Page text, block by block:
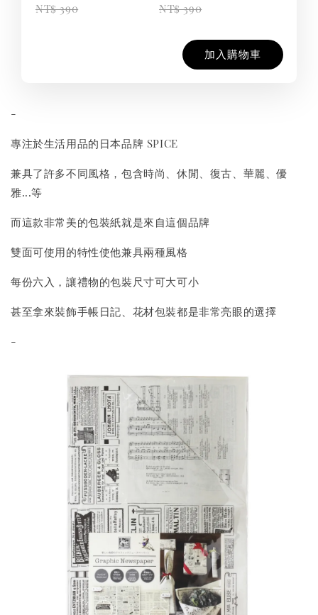
NT$ 390
NT$ 390
加入購物車
-
專注於生活用品的日本品牌 SPICE
兼具了許多不同風格，包含時尚、休閒、復古、華麗、優
雅...等
而這款非常美的包裝紙就是來自這個品牌
雙面可使用的特性使他兼具兩種風格
每份六入，讓禮物的包裝尺寸可大可小
甚至拿來裝飾手帳日記、花材包裝都是非常亮眼的選擇
-